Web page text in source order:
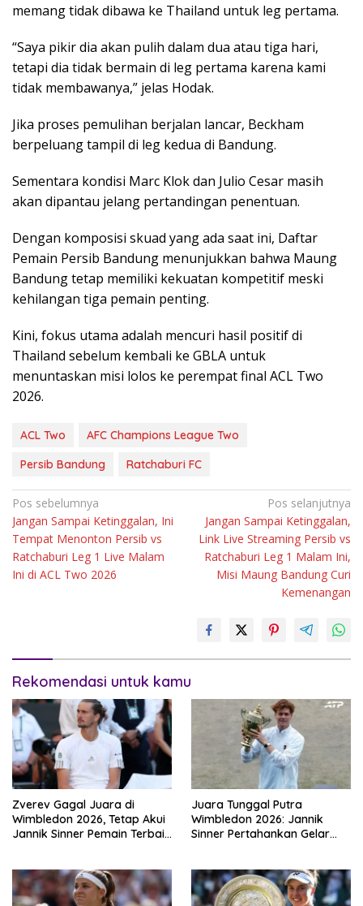
memang tidak dibawa ke Thailand untuk leg pertama.
“Saya pikir dia akan pulih dalam dua atau tiga hari,
tetapi dia tidak bermain di leg pertama karena kami
tidak membawanya,” jelas Hodak.
Jika proses pemulihan berjalan lancar, Beckham
berpeluang tampil di leg kedua di Bandung.
Sementara kondisi Marc Klok dan Julio Cesar masih
akan dipantau jelang pertandingan penentuan.
Dengan komposisi skuad yang ada saat ini, Daftar
Pemain Persib Bandung menunjukkan bahwa Maung
Bandung tetap memiliki kekuatan kompetitif meski
kehilangan tiga pemain penting.
Kini, fokus utama adalah mencuri hasil positif di
Thailand sebelum kembali ke GBLA untuk
menuntaskan misi lolos ke perempat final ACL Two
2026.
ACL Two
AFC Champions League Two
Persib Bandung
Ratchaburi FC
Navigasi
pos
Pos sebelumnya
Jangan Sampai Ketinggalan, Ini
Tempat Menonton Persib vs
Ratchaburi Leg 1 Live Malam
Ini di ACL Two 2026
Pos selanjutnya
Jangan Sampai Ketinggalan,
Link Live Streaming Persib vs
Ratchaburi Leg 1 Malam Ini,
Misi Maung Bandung Curi
Kemenangan
Rekomendasi untuk kamu
Zverev Gagal Juara di
Wimbledon 2026, Tetap Akui
Jannik Sinner Pemain Terbaik
Juara Tunggal Putra
Wimbledon 2026: Jannik
Sinner Pertahankan Gelar